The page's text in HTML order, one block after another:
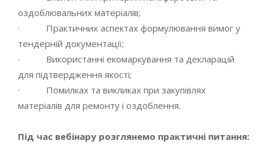
оздоблювальних матеріалів;
· Практичних аспектах формулювання вимог у
тендерній документації;
· Використанні екомаркування та декларацій
для підтвердження якості;
· Помилках та викликах при закупівлях
матеріалів для ремонту і оздоблення.
Під час вебінару розглянемо практичні питання: